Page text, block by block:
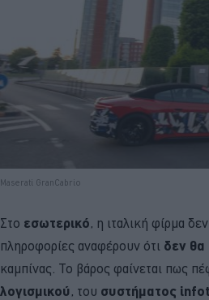
Maserati GranCabrio
Στο εσωτερικό, η ιταλική φίρμα
πληροφορίες αναφέρουν ότι δεν θα
καμπίνας. Το βάρος φαίνεται πως
λογισμικού, του συστήματος